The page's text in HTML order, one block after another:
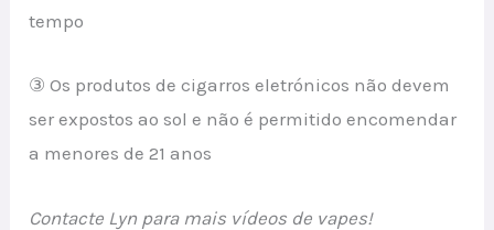
tempo
③ Os produtos de cigarros eletrónicos não devem
ser expostos ao sol e não é permitido encomendar
a menores de 21 anos
Contacte Lyn para mais vídeos de vapes!